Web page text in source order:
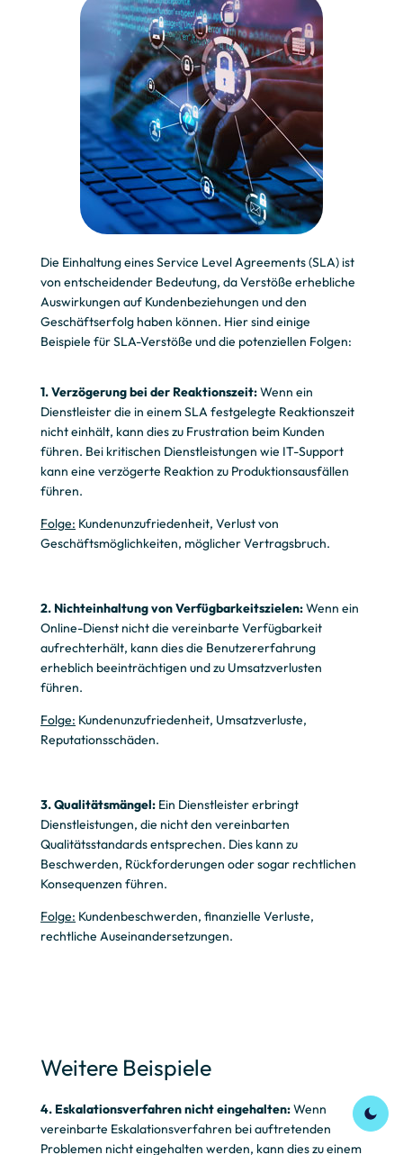
Die Einhaltung eines Service Level Agreements (SLA) ist
von entscheidender Bedeutung, da Verstöße erhebliche
Auswirkungen auf Kundenbeziehungen und den
Geschäftserfolg haben können. Hier sind einige
Beispiele für SLA-Verstöße und die potenziellen Folgen:
1. Verzögerung bei der Reaktionszeit:Wenn ein
Dienstleister die in einem SLA festgelegte Reaktionszeit
nicht einhält, kann dies zu Frustration beim Kunden
führen. Bei kritischen Dienstleistungen wie IT-Support
kann eine verzögerte Reaktion zu Produktionsausfällen
führen.
Folge: Kundenunzufriedenheit, Verlust von
Geschäftsmöglichkeiten, möglicher Vertragsbruch.
2. Nichteinhaltung von Verfügbarkeitszielen:Wenn ein
Online-Dienst nicht die vereinbarte Verfügbarkeit
aufrechterhält, kann dies die Benutzererfahrung
erheblich beeinträchtigen und zu Umsatzverlusten
führen.
Folge: Kundenunzufriedenheit, Umsatzverluste,
Reputationsschäden.
3. Qualitätsmängel: Ein Dienstleister erbringt
Dienstleistungen, die nicht den vereinbarten
Qualitätsstandards entsprechen. Dies kann zu
Beschwerden, Rückforderungen oder sogar rechtlichen
Konsequenzen führen.
Folge: Kundenbeschwerden, finanzielle Verluste,
rechtliche Auseinandersetzungen.
Weitere Beispiele
4. Eskalationsverfahren nicht eingehalten:Wenn
vereinbarte Eskalationsverfahren bei auftretenden
Problemen nicht eingehalten werden, kann dies zu einem